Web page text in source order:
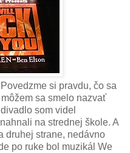
si pravdu, čo sa
sa smelo nazvať
som videl
na strednej škole. A
druhej strane, nedávno
po ruke bol muzikál We